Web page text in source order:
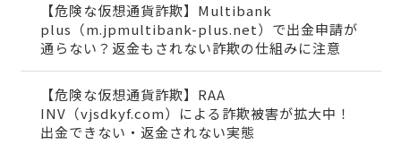
【危険な仮想通貨詐欺】Multibank
plus（m.jpmultibank-plus.net）で出金申請が
通らない？返金もされない詐欺の仕組みに注意
【危険な仮想通貨詐欺】RAA
INV（vjsdkyf.com）による詐欺被害が拡大中！
出金できない・返金されない実態